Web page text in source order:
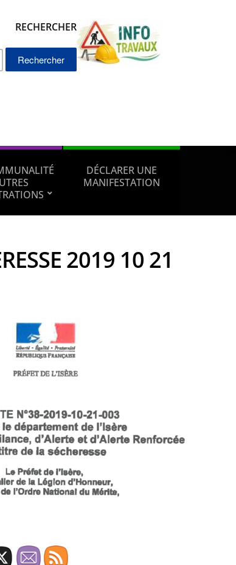
RECHERCHER
Rechercher :
DÉCLARER UNE
MANIFESTATION
2019 10 21